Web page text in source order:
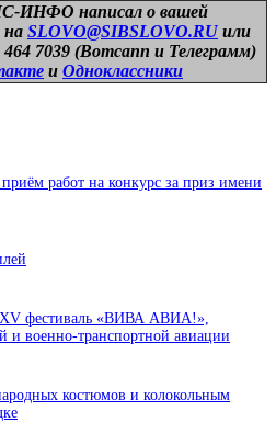
ИНФО написал о вашей
на SLOVO@SIBSLOVO.RU или
7039 (Вотсапп и Телеграмм)
и Одноклассники
работ на конкурс за приз имени
XV фестиваль «ВИВА АВИА!»,
военно-транспортной авиации
костюмов и колокольным